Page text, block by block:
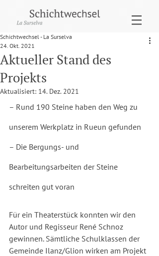
Aktueller Stand des
Projekts
Schichtwechsel - La Surselva
24. Okt. 2021
Aktualisiert: 14. Dez. 2021
– Rund 190 Steine haben den Weg zu
unserem Werkplatz in Rueun gefunden
– Die Bergungs- und
Bearbeitungsarbeiten der Steine
schreiten gut voran
Für ein Theaterstück konnten wir den
Autor und Regisseur René Schnoz
gewinnen. Sämtliche Schulklassen der
Gemeinde Ilanz/Glion wirken am Projekt